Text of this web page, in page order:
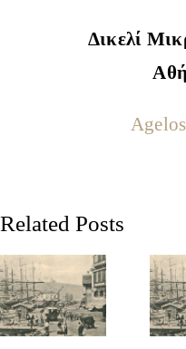
Δικελί
Related Posts